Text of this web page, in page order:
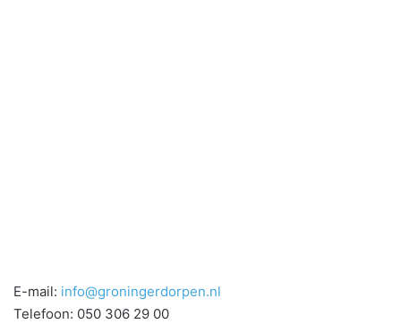
E-mail: info@groningerdorpen.nl
Telefoon: 050 306 29 00